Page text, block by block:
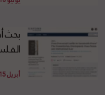
بحث
أبريل 15, 2026